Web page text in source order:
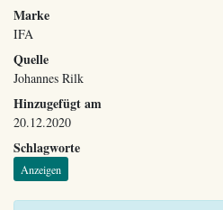
Marke
IFA
Quelle
Johannes Rilk
Hinzugefügt am
20.12.2020
Schlagworte
Anzeigen